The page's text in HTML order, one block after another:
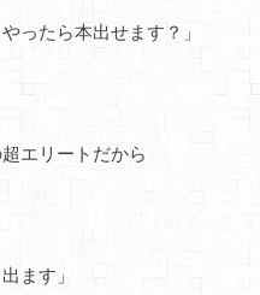
ったら本出せます？」
エリートだから
ます」